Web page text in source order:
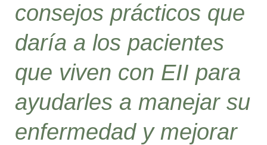
consejos prácticos que
daría a los pacientes
que viven con EII para
ayudarles a manejar su
enfermedad y mejorar